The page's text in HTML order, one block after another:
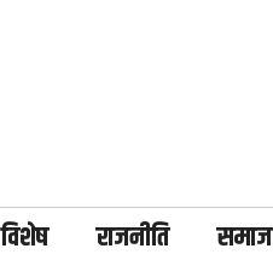
विशेष राजनीति समाज